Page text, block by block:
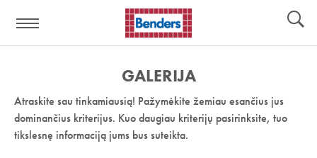
nuoroda:
GALERIJA
Atraskite sau tinkamiausią! Pažymėkite žemiau esančius jus
dominančius kriterijus. Kuo daugiau kriterijų pasirinksite, tuo
tikslesnę informaciją jums bus suteikta.